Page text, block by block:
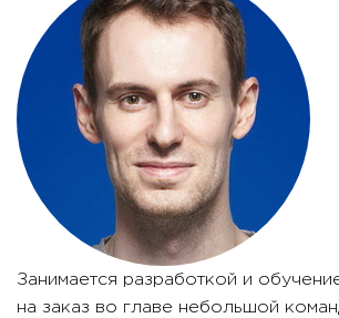
Занимается разработкой и
на заказ во главе небольшой